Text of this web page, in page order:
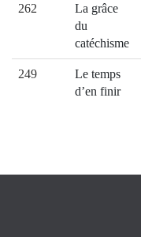
262
La grâce
du
catéchisme
249
Le temps
d’en finir